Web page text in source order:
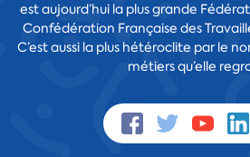
est aujourd’hui la plus grande
Confédération Française des
C’est aussi la plus hétéroclite par le
métiers qu’elle